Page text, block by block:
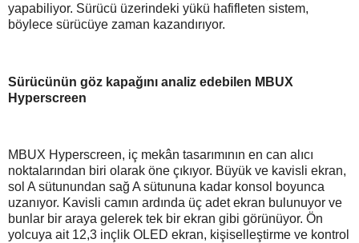
yapabiliyor. Sürücü üzerindeki yükü hafifleten sistem,
böylece sürücüye zaman kazandırıyor.
Sürücünün göz kapağını analiz edebilen MBUX
Hyperscreen
MBUX Hyperscreen, iç mekân tasarımının en can alıcı
noktalarından biri olarak öne çıkıyor. Büyük ve kavisli ekran,
sol A sütunundan sağ A sütununa kadar konsol boyunca
uzanıyor. Kavisli camın ardında üç adet ekran bulunuyor ve
bunlar bir araya gelerek tek bir ekran gibi görünüyor. Ön
yolcuya ait 12,3 inçlik OLED ekran, kişiselleştirme ve kontrol